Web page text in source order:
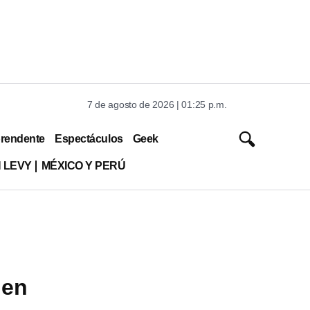
7 de agosto de 2026 | 01:25 p.m.
Espectáculos Geek
LEVY MÉXICO Y PERÚ